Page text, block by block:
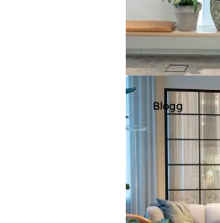
Blogg